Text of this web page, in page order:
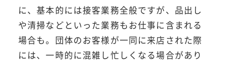
に、基本的には接客業務全般ですが、品出し
や清掃などといった業務もお仕事に含まれる
場合も。団体のお客様が一同に来店された際
には、一時的に混雑し忙しくなる場合があり